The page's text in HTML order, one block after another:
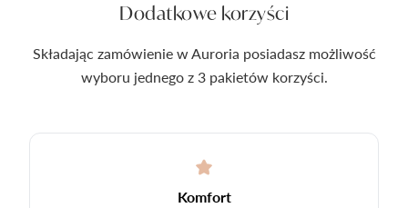
Dodatkowe korzyści
Składając zamówienie w Auroria posiadasz możliwość
wyboru jednego z 3 pakietów korzyści.
Komfort